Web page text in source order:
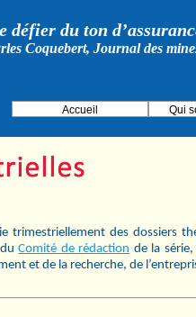
défier du ton
Coquebert, Journal des
Accueil Qui
trimestriellement des dossiers
duComité de rédaction de la
et de la recherche, de